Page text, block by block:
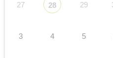
27 28 29
3 4 5